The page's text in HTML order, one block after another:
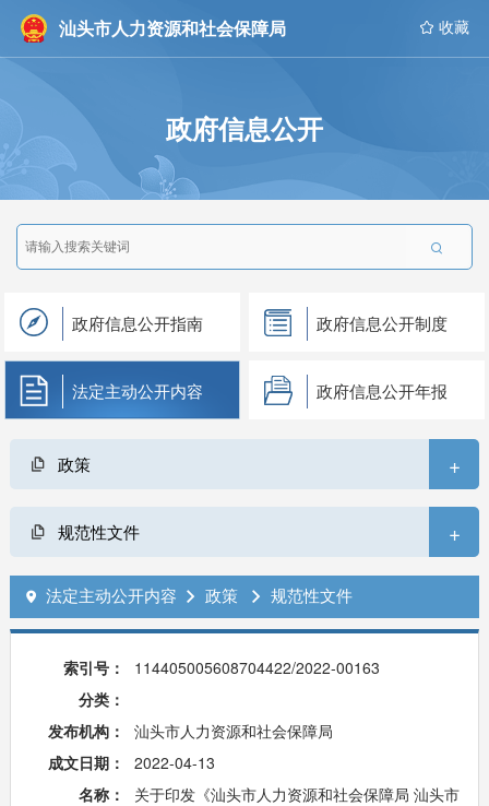
汕头市人力资源和社会保障局  收藏
政府信息公开

政府信息公开指南 政府信息公开制度
法定主动公开内容 政府信息公开年报
政策 +
规范性文件 +
 法定主动公开内容  政策  规范性文件
索引号：
114405005608704422/2022-00163
分类：
发布机构：
汕头市人力资源和社会保障局
成文日期：
2022-04-13
名称：
关于印发《汕头市人力资源和社会保障局 汕头市